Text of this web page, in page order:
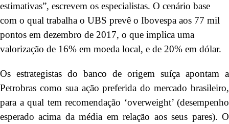
estimativas”, escrevem os especialistas. O cenário base
com o qual trabalha o UBS prevê o Ibovespa aos 77 mil
pontos em dezembro de 2017, o que implica uma
valorização de 16% em moeda local, e de 20% em dólar.
Os estrategistas do banco de origem suíça apontam a
Petrobras como sua ação preferida do mercado brasileiro,
para a qual tem recomendação ‘overweight’ (desempenho
esperado acima da média em relação aos seus pares). O